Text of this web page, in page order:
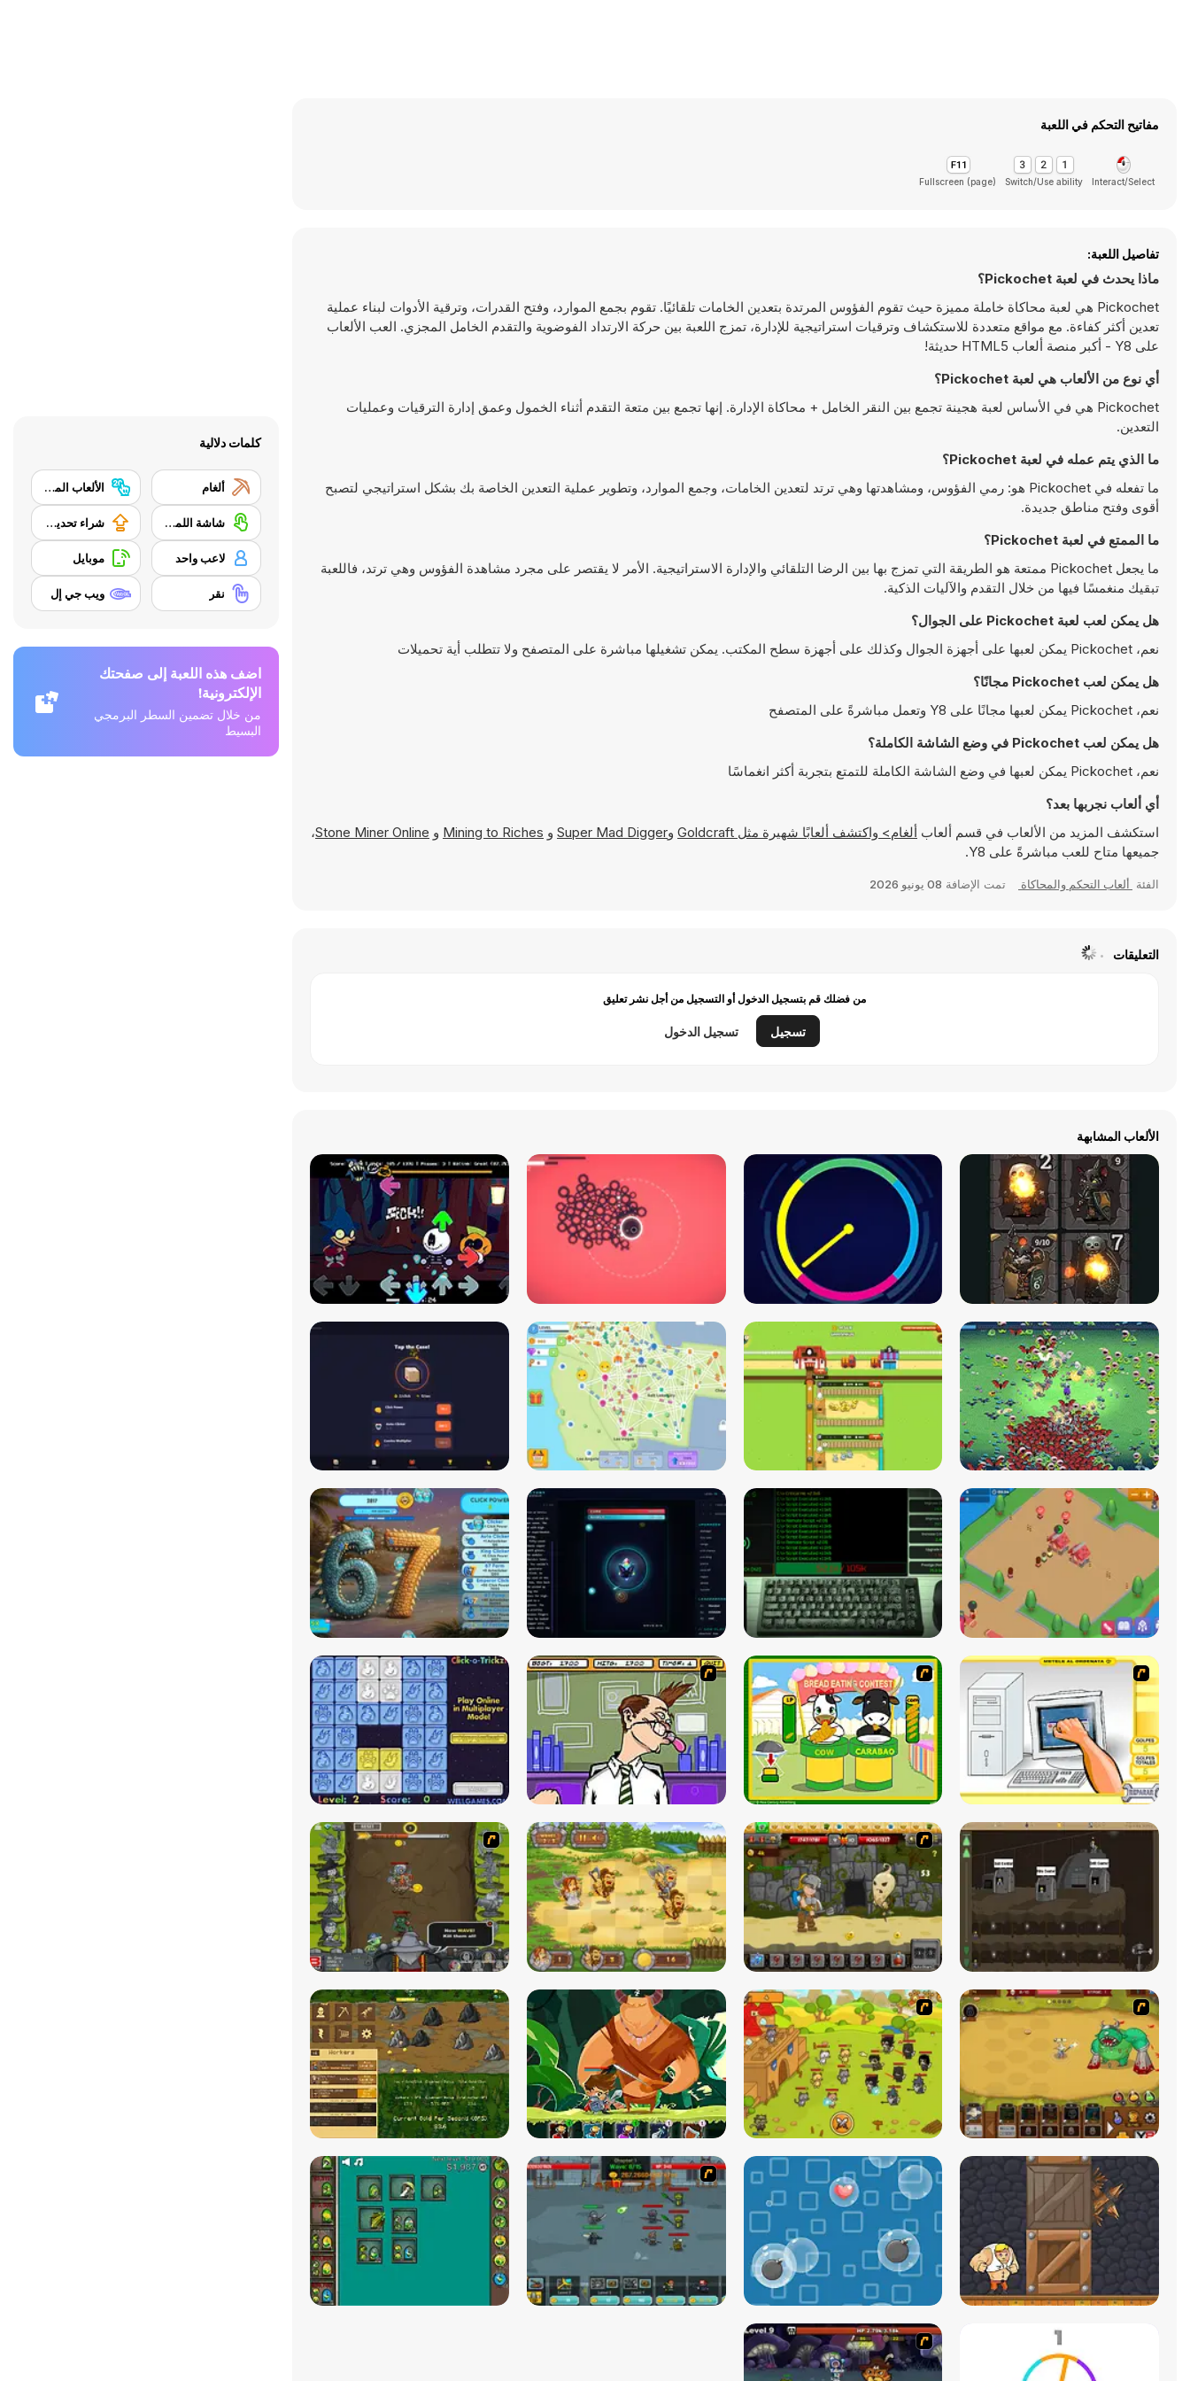
مفاتيح التحكم في اللعبة
Interact/Select
Switch/Use ability
Fullscreen (page)
تفاصيل اللعبة:
ماذا يحدث في لعبة Pickochet؟
Pickochet هي لعبة محاكاة خاملة مميزة حيث تقوم الفؤوس المرتدة بتعدين الخامات تلقائيًا. تقوم بجمع الموارد، وفتح القدرات، وترقية الأدوات لبناء عملية
تعدين أكثر كفاءة. مع مواقع متعددة للاستكشاف وترقيات استراتيجية للإدارة، تمزج اللعبة بين حركة الارتداد الفوضوية والتقدم الخامل المجزي. العب الألعاب
على Y8 - أكبر منصة ألعاب HTML5 حديثة!
أي نوع من الألعاب هي لعبة Pickochet؟
Pickochet هي في الأساس لعبة هجينة تجمع بين النقر الخامل + محاكاة الإدارة. إنها تجمع بين متعة التقدم أثناء الخمول وعمق إدارة الترقيات وعمليات
التعدين.
ما الذي يتم عمله في لعبة Pickochet؟
ما تفعله في Pickochet هو: رمي الفؤوس، ومشاهدتها وهي ترتد لتعدين الخامات، وجمع الموارد، وتطوير عملية التعدين الخاصة بك بشكل استراتيجي لتصبح
أقوى وفتح مناطق جديدة.
ما الممتع في لعبة Pickochet؟
ما يجعل Pickochet ممتعة هو الطريقة التي تمزج بها بين الرضا التلقائي والإدارة الاستراتيجية. الأمر لا يقتصر على مجرد مشاهدة الفؤوس وهي ترتد، فاللعبة
تبقيك منغمسًا فيها من خلال التقدم والآليات الذكية.
هل يمكن لعب لعبة Pickochet على الجوال؟
نعم، Pickochet يمكن لعبها على أجهزة الجوال وكذلك على أجهزة سطح المكتب. يمكن تشغيلها مباشرة على المتصفح ولا تتطلب أية تحميلات
هل يمكن لعب Pickochet مجانًا؟
نعم، Pickochet يمكن لعبها مجانًا على Y8 وتعمل مباشرةً على المتصفح
هل يمكن لعب Pickochet في وضع الشاشة الكاملة؟
نعم، Pickochet يمكن لعبها في وضع الشاشة الكاملة للتمتع بتجربة أكثر انغماسًا
أي ألعاب نجربها بعد؟
استكشف المزيد من الألعاب في قسم ألعاب ألغام> واكتشف ألعابًا شهيرة مثل Goldcraft وSuper Mad Digger و Mining to Riches و Stone Miner Online،
جميعها متاح للعب مباشرةً على Y8.
الفئة ألعاب التحكم والمحاكاة تمت الإضافة 08 يونيو 2026
التعليقات
من فضلك قم بتسجيل الدخول أو التسجيل من أجل نشر تعليق
تسجيل تسجيل الدخول
الألعاب المشابهة
كلمات دلالية
ألغام الألعاب المتزايدة بالتدريج (تعرف أيضًا بألعاب الكسالى أو ألعاب الناقرون أو ألعاب النقر) هي ألعاب فيديو يقوم فيها اللاعب بأداء أفعال بسيطة مثل النقر على الشاشة باستمرار لربح العملات النقدية. في بعض الألعاب يصبح حتى النقر غير ضروري إذ أن اللعبة تستمر في اللعب حتى في غياب اللاعب، لذلك تعد لعبة مونيكر "لعبة للكسالى"
شاشة اللمس شراء تحديث المعدات
لاعب واحد موبايل
نقر ويب جي إل
اضف هذه اللعبة إلى صفحتك
الإلكترونية!
من خلال تضمين السطر البرمجي
البسيط